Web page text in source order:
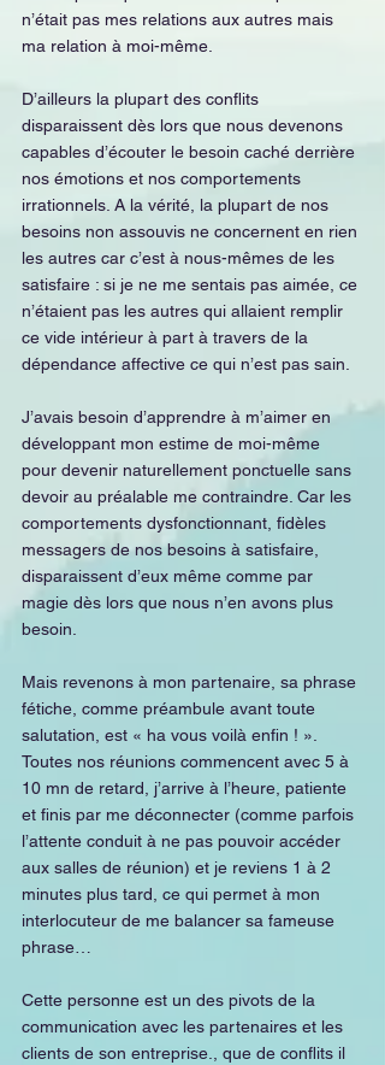
n’était pas mes relations aux autres mais
ma relation à moi-même.
D’ailleurs la plupart des conflits
disparaissent dès lors que nous devenons
capables d’écouter le besoin caché derrière
nos émotions et nos comportements
irrationnels. A la vérité, la plupart de nos
besoins non assouvis ne concernent en rien
les autres car c’est à nous-mêmes de les
satisfaire : si je ne me sentais pas aimée, ce
n’étaient pas les autres qui allaient remplir
ce vide intérieur à part à travers de la
dépendance affective ce qui n’est pas sain.
J’avais besoin d’apprendre à m’aimer en
développant mon estime de moi-même
pour devenir naturellement ponctuelle sans
devoir au préalable me contraindre. Car les
comportements dysfonctionnant, fidèles
messagers de nos besoins à satisfaire,
disparaissent d’eux même comme par
magie dès lors que nous n’en avons plus
besoin.
Mais revenons à mon partenaire, sa phrase
fétiche, comme préambule avant toute
salutation, est « ha vous voilà enfin ! ».
Toutes nos réunions commencent avec 5 à
10 mn de retard, j’arrive à l’heure, patiente
et finis par me déconnecter (comme parfois
l’attente conduit à ne pas pouvoir accéder
aux salles de réunion) et je reviens 1 à 2
minutes plus tard, ce qui permet à mon
interlocuteur de me balancer sa fameuse
phrase…
Cette personne est un des pivots de la
communication avec les partenaires et les
clients de son entreprise., que de conflits il